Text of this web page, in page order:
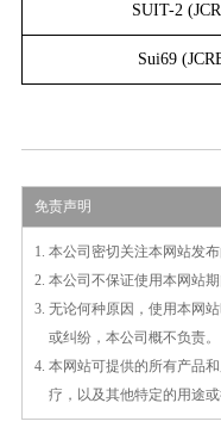
SUIT-2
Sui69
免责声明
1. 本公司密切关注本网站发
2. 本公司不保证使用本网站
3. 无论何种原因，使用本网
或纠纷，本公司概不负责。
4. 本网站可提供的所有产品
疗，以及其他特定的用途